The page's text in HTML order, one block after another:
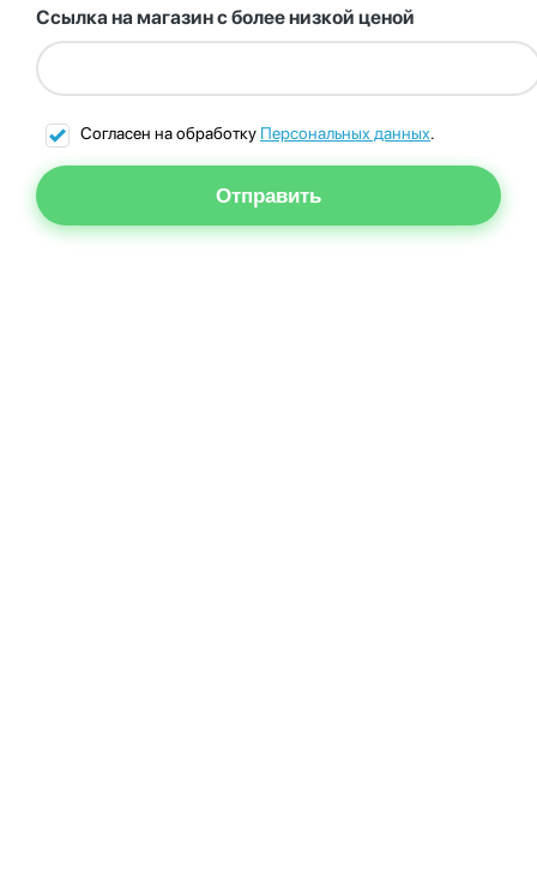
Ссылка на магазин с более низкой ценой
Согласен на обработку Персональных данных.
Отправить